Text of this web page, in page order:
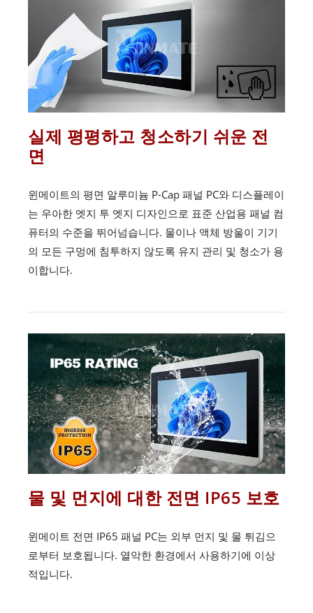
실제 평평하고 청소하기 쉬운 전
면
윈메이트의 평면 알루미늄 P-Cap 패널 PC와 디스플레이
는 우아한 엣지 투 엣지 디자인으로 표준 산업용 패널 컴
퓨터의 수준을 뛰어넘습니다. 물이나 액체 방울이 기기
의 모든 구멍에 침투하지 않도록 유지 관리 및 청소가 용
이합니다.
물 및 먼지에 대한 전면 IP65 보호
윈메이트 전면 IP65 패널 PC는 외부 먼지 및 물 튀김으
로부터 보호됩니다. 열악한 환경에서 사용하기에 이상
적입니다.